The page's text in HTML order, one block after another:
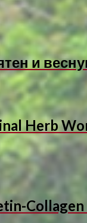
и
Herb
Collagen